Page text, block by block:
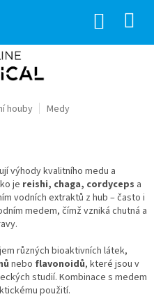
houby Medy
výhody kvalitního medu a
je reishi, chaga, cordyceps a
vodních extraktů z hub – často i
medem, čímž vzniká chutná a
různých bioaktivních látek,
nebo flavonoidů, které jsou v
studií. Kombinace s medem
použití.